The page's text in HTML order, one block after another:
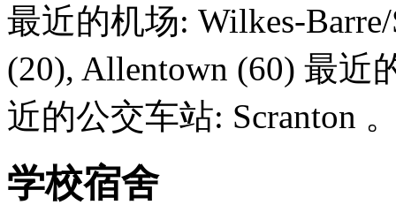
最近的机场: Wilkes-
(20), Allentown (60) 最近
近的公交车站: Scranton
学校宿舍